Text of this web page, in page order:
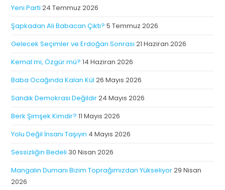
Yeni Parti 24 Temmuz 2026
Şapkadan Ali Babacan Çıktı? 5 Temmuz 2026
Gelecek Seçimler ve Erdoğan Sonrası 21 Haziran 2026
Kemal mi, Özgür mü? 14 Haziran 2026
Baba Ocağında Kalan Kül 26 Mayıs 2026
Sandık Demokrasi Değildir24 Mayıs 2026
Berk Şimşek Kimdir? 11 Mayıs 2026
Yolu Değil İnsanı Taşıyın 4 Mayıs 2026
Sessizliğin Bedeli 30 Nisan 2026
Mangalın Dumanı Bizim Toprağımızdan Yükseliyor29 Nisan
2026